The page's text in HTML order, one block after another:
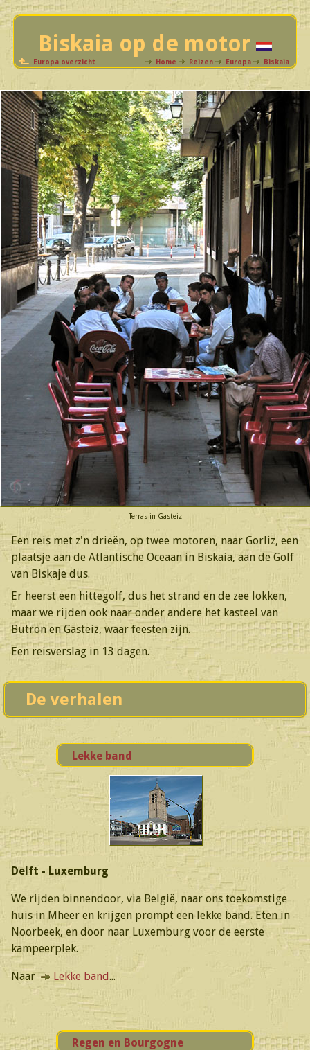
Biskaia op de motor
Europa overzicht Home Reizen Europa Biskaia
Terras in Gasteiz
Een reis met z'n drieën, op twee motoren, naar Gorliz, een
plaatsje aan de Atlantische Oceaan in Biskaia, aan de Golf
van Biskaje dus.
Er heerst een hittegolf, dus het strand en de zee lokken,
maar we rijden ook naar onder andere het kasteel van
Butron en Gasteiz, waar feesten zijn.
Een reisverslag in 13 dagen.
De verhalen
Lekke band
Delft - Luxemburg
We rijden binnendoor, via België, naar ons toekomstige
huis in Mheer en krijgen prompt een lekke band. Eten in
Noorbeek, en door naar Luxemburg voor de eerste
kampeerplek.
Naar Lekke band...
Regen en Bourgogne